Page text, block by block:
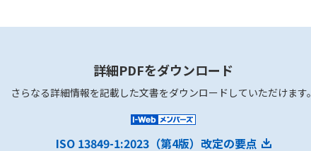
詳細PDFをダウンロード
さらなる詳細情報を記載した文書をダウンロードしていただけます。
ISO 13849-1:2023（第4版）改定の要点